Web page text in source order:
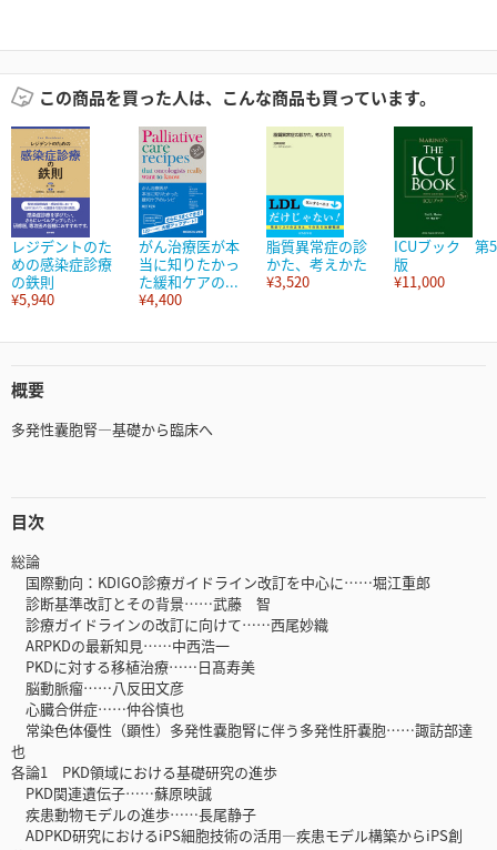
この商品を買った人は、こんな商品も買っています。
レジデントのた
めの感染症診療
の鉄則
¥5,940
がん治療医が本
当に知りたかっ
た緩和ケアの...
¥4,400
脂質異常症の診
かた、考えかた
¥3,520
ICUブック 第5
版
¥11,000
概要
多発性囊胞腎―基礎から臨床へ
目次
総論
国際動向：KDIGO診療ガイドライン改訂を中心に……堀江重郎
診断基準改訂とその背景……武藤 智
診療ガイドラインの改訂に向けて……西尾妙織
ARPKDの最新知見……中西浩一
PKDに対する移植治療……日髙寿美
脳動脈瘤……八反田文彦
心臓合併症……仲谷慎也
常染色体優性（顕性）多発性嚢胞腎に伴う多発性肝嚢胞……諏訪部達
也
各論1 PKD領域における基礎研究の進歩
PKD関連遺伝子……蘇原映誠
疾患動物モデルの進歩……長尾静子
ADPKD研究におけるiPS細胞技術の活用―疾患モデル構築からiPS創